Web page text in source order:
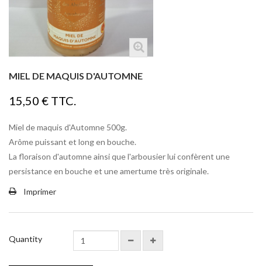
MIEL DE MAQUIS D'AUTOMNE
15,50 € TTC.
Miel de maquis d'Automne 500g.
Arôme puissant et long en bouche.
La floraison d'automne ainsi que l'arbousier lui confèrent une
persistance en bouche et une amertume très originale.
Imprimer
Quantity